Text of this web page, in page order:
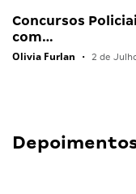
Concursos
com…
Olivia Furlan • 2 de